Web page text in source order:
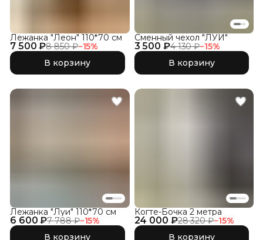
7 500 ₽8 850 ₽−15%
Лежанка "Леон" 110*70 см
В корзину
3 500 ₽4 130 ₽−15%
Сменный чехол "ЛУИ"
В корзину
6 600 ₽7 788 ₽−15%
Лежанка "Луи" 110*70 см
В корзину
24 000 ₽28 320 ₽−15%
Когте-Бочка 2 метра
В корзину